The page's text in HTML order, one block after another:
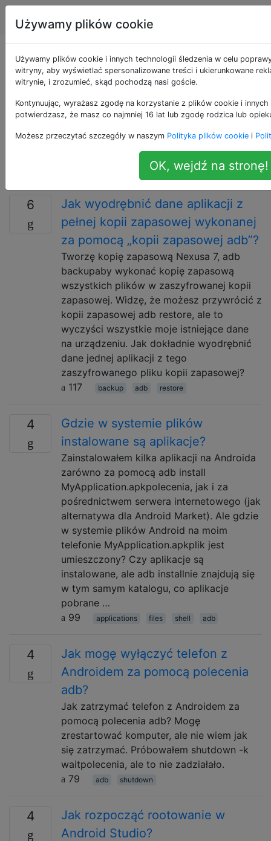
Android Tagi
Pytania otagowane
jako adb
W przypadku problemów specyficznych dla systemu
Android Debug Bridge (adb): narzędzie wiersza
polecenia do interakcji z urządzeniami z Androidem i
instancjami emulatorów. Zobacz wiki z pełnym tagiem,
aby uzyskać szczegółowe informacje i wskazówki.
6
Jak wyodrębnić dane aplikacji z
pełnej kopii zapasowej wykonanej
za pomocą „kopii zapasowej adb”?
Tworzę kopię zapasową Nexusa 7, adb
backupaby wykonać kopię zapasową
wszystkich plików w zaszyfrowanej kopii
zapasowej. Widzę, że możesz przywrócić z
kopii zapasowej adb restore, ale to
wyczyści wszystkie moje istniejące dane
na urządzeniu. Jak dokładnie wyodrębnić
dane jednej aplikacji z tego
zaszyfrowanego pliku kopii zapasowej?
117
backup adb restore
4
Gdzie w systemie plików
instalowane są aplikacje?
Zainstalowałem kilka aplikacji na Androida
zarówno za pomocą adb install
MyApplication.apkpolecenia, jak i za
pośrednictwem serwera internetowego (jak
alternatywa dla Android Market). Ale gdzie
w systemie plików Android na moim
telefonie MyApplication.apkplik jest
umieszczony? Czy aplikacje są
instalowane, ale adb installnie znajdują się
w tym samym katalogu, co aplikacje
pobrane …
99
applications files shell adb
4
Jak mogę wyłączyć telefon z
Androidem za pomocą polecenia
adb?
Jak zatrzymać telefon z Androidem za
pomocą polecenia adb? Mogę
zrestartować komputer, ale nie wiem jak
się zatrzymać. Próbowałem shutdown -k
waitpolecenia, ale to nie zadziałało.
79
adb shutdown
4
Jak rozpocząć rootowanie w
Android Studio?
Używamy plików cookie
Używamy plików cookie i innych technologii śledzenia w celu
witryny, aby wyświetlać spersonalizowane treści i ukierunkowane
witrynie, i zrozumieć, skąd pochodzą nasi goście.
Kontynuując, wyrażasz zgodę na korzystanie z plików cookie i
potwierdzasz, że masz co najmniej 16 lat lub zgodę rodzica lub
Możesz przeczytać szczegóły w naszym Polityka plików cookie i
OK, wejdź na stronę!